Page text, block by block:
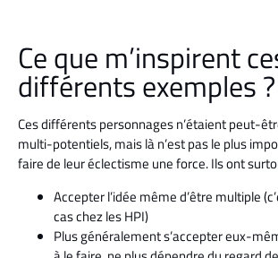
Ce que m’inspirent
différents exemples ?
Ces différents personnages n’étaient peut-
multi-potentiels, mais là n’est pas le plus
faire de leur éclectisme une force. Ils ont
Accepter l’idée même d’être multiple
cas chez les HPI)
Plus généralement s’accepter eux-